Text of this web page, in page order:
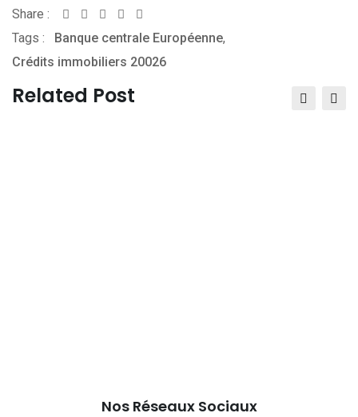
Share :
Whatsapp
Share
via
Email
Tags : Banque centrale Européenne,
Crédits immobiliers 20026
Related Post
Nos Réseaux Sociaux